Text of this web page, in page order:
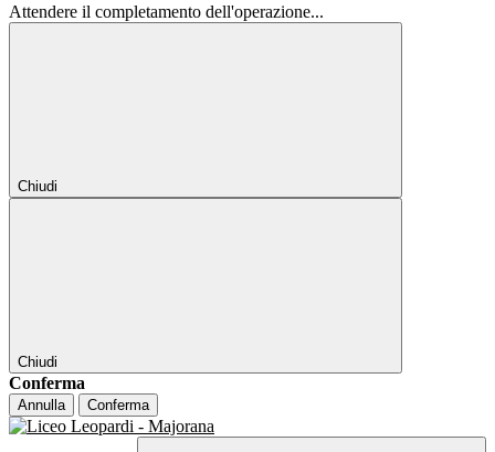
Attendere il completamento dell'operazione...
Chiudi
Chiudi
Conferma
Annulla Conferma